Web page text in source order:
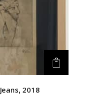
Jeans, 2018